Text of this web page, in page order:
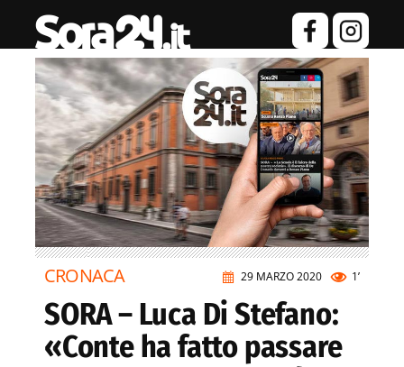
29 MARZO 2020 1’
CRONACA
SORA – Luca Di Stefano:
«Conte ha fatto passare